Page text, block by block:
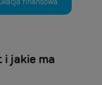
i jakie ma